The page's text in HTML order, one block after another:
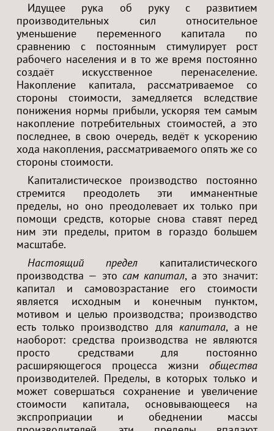
Идущее рука об руку с развитием
производительных сил относительное
уменьшение переменного капитала по
сравнению с постоянным стимулирует рост
рабочего населения и в то же время постоянно
создаёт искусственное перенаселение.
Накопление капитала, рассматриваемое со
стороны стоимости, замедляется вследствие
понижения нормы прибыли, ускоряя тем самым
накопление потребительных стоимостей, а это
последнее, в свою очередь, ведёт к ускорению
хода накопления, рассматриваемого опять же со
стороны стоимости.
Капиталистическое производство постоянно
стремится преодолеть эти имманентные
пределы, но оно преодолевает их только при
помощи средств, которые снова ставят перед
ним эти пределы, притом в гораздо большем
масштабе.
Настоящий пределкапиталистического
производства — это сам капитал, а это значит:
капитал и самовозрастание его стоимости
является исходным и конечным пунктом,
мотивом и целью производства; производство
есть только производство для капитала, а не
наоборот: средства производства не являются
просто средствами для постоянно
расширяющегося процесса жизни общества
производителей. Пределы, в которых только и
может совершаться сохранение и увеличение
стоимости капитала, основывающееся на
экспроприации и обеднении массы